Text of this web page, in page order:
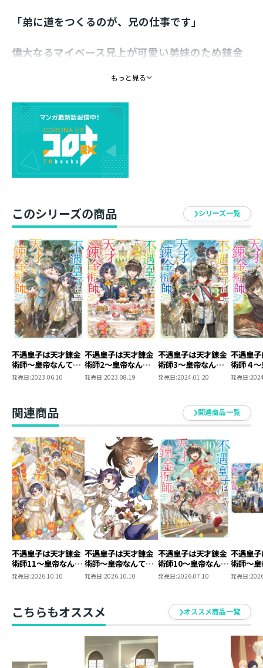
「弟に道をつくるのが、兄の仕事です」
偉大なるマイペース兄上が可愛い弟妹のため錬金
ほのぼのブラザーズファンタジー第８弾！
不遇皇子アーシャは留学で離れ離れの弟妹に手紙を書き
ながら、
彼らが入学する時のため、錬金術科の地位向上を改めて
決意していた。
錬金術科がただの問題児ではなく、学園に寄与できると
わからせる実績が欲しいと、
マイペース過ぎたり、頑固だったり、曲者ばかりだ
が……
上級生に嫌がらせをしていたアクラー校生も驚きの方法
で華麗に撃退し信頼を得ていく。
皆に小雷ランプの製造方法を伝授し作成させ、学園中を
照らして、存在感を強めていくのであった。
偉大なるマイペース兄上が可愛い弟妹のため錬金術の未
来を切り拓く、
ほのぼのブラザーズファンタジー第８弾！
うめー
集中しすぎて逆に視野が狭くなった結果です。
予定を立てることは大事だけれど、途中で冷静にひと息
入れるのも大事でした。
もっと見る
このシリーズの商品 シリーズ一覧
不遇皇子は天才錬金
術師～皇帝なんて柄
じゃないので弟妹を
可愛がりたい～
発売日:2023.06.10
不遇皇子は天才錬金
術師2～皇帝なんて
柄じゃないので弟妹
を可愛がりたい～
発売日:2023.08.19
不遇皇子は天才錬金
術師3～皇帝なんて
柄じゃないので弟妹
を可愛がりたい～
発売日:2024.01.20
不遇皇
術師４
柄じゃ
を可愛
発売日:
関連商品 関連商品一覧
不遇皇子は天才錬金
術師11～皇帝なんて
柄じゃないので弟妹
発売日:2026.10.10
不遇皇子は天才錬金
術師～皇帝なんて柄
じゃないので弟妹を
発売日:2026.10.10
不遇皇子は天才錬金
術師10～皇帝なんて
柄じゃないので弟妹
発売日:2026.07.10
不遇皇
術師～
じゃな
ックス
時購入
SS付き
発売日:
こちらもオススメ オススメ商品一覧